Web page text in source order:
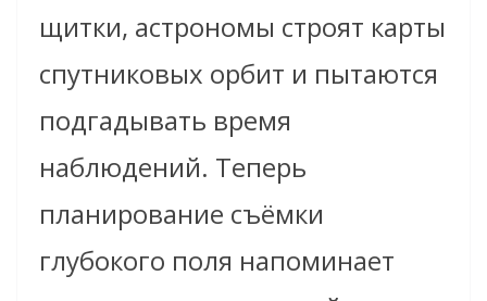
щитки, астрономы строят карты
спутниковых орбит и пытаются
подгадывать время
наблюдений. Теперь
планирование съёмки
глубокого поля напоминает